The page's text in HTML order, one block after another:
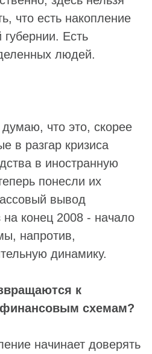
что есть накопление
губернии. Есть
людей.
что это, скорее
в разгар кризиса
в иностранную
понесли их
вывод
на конец 2008 - начало
напротив,
динамику.
к
схемам?
начинает доверять